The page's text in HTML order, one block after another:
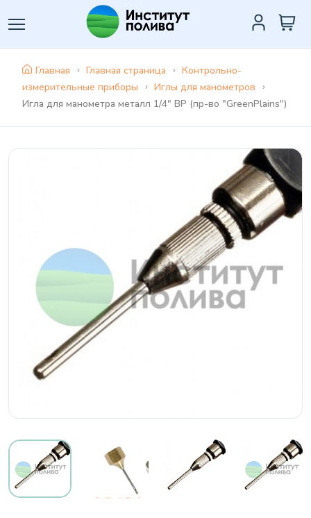
Главная Главная страница
Контрольно-
измерительные приборы
Иглы для манометров
Игла для манометра металл 1/4" ВР (пр-во "GreenPlains")